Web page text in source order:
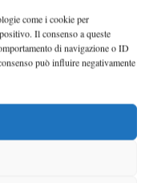
come i cookie per
Il consenso a queste
di navigazione o ID
può influire negativamente